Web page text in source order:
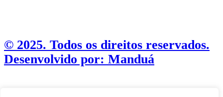
©️ 2025. Todos os direitos reservados.
Desenvolvido por: Manduá